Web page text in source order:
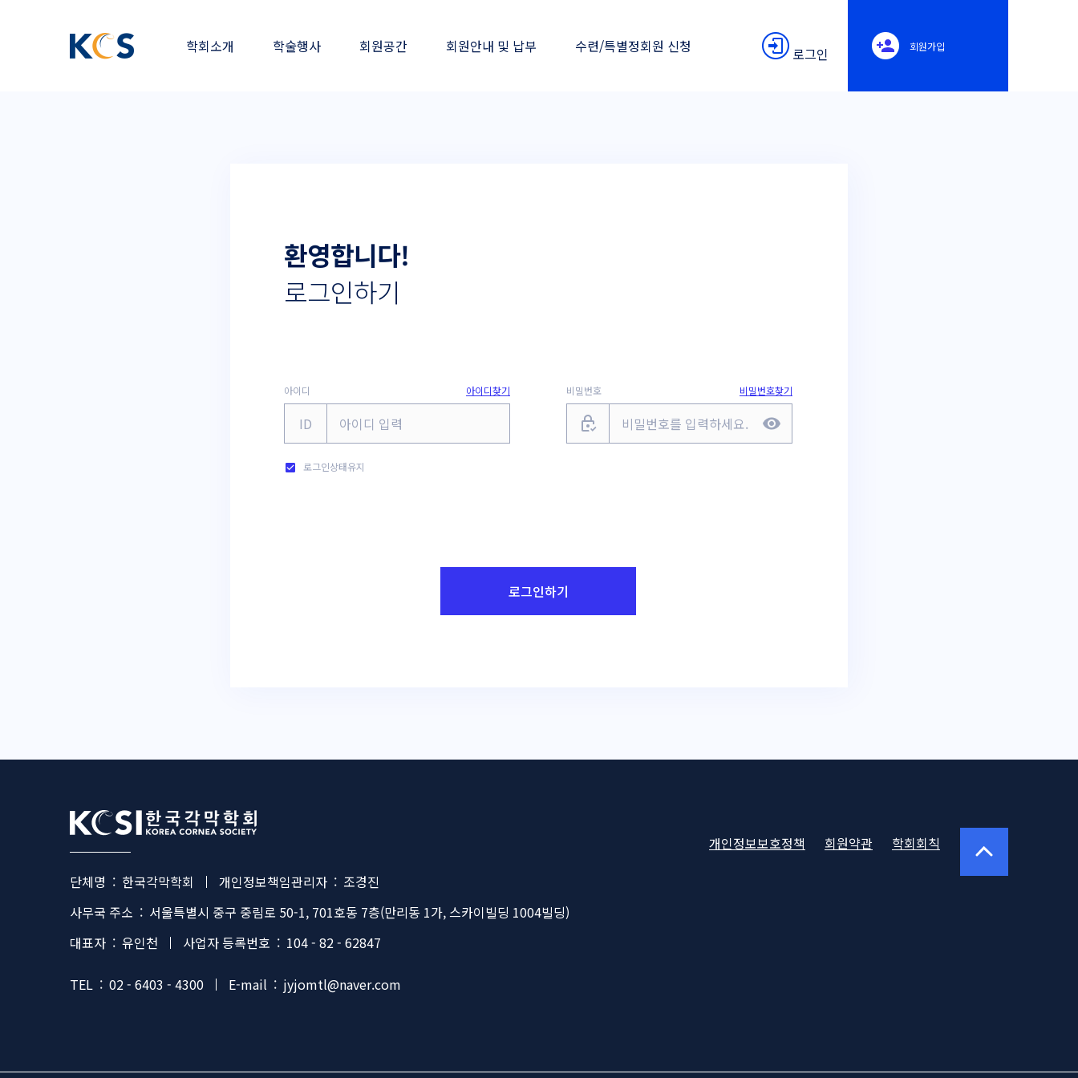
Navigation
학회소개 학술행사 회원공간 회원안내 및 납부 수련/특별정회원 신청 로그인 회원가입
환영합니다!
로그인하기
아이디 아이디찾기
ID
비밀번호 비밀번호찾기
로그인상태유지
로그인하기
Footer
개인정보보호정책 회원약관
학회회칙
단체명 : 한국각막학회 개인정보책임관리자 : 조경진
사무국 주소 : 서울특별시 중구 중림로 50-1, 701호동 7층(만리동 1가, 스카이빌딩 1004빌딩)
대표자 : 유인천 사업자 등록번호 : 104 - 82 - 62847
TEL : 02 - 6403 - 4300 E-mail : jyjomtl@naver.com